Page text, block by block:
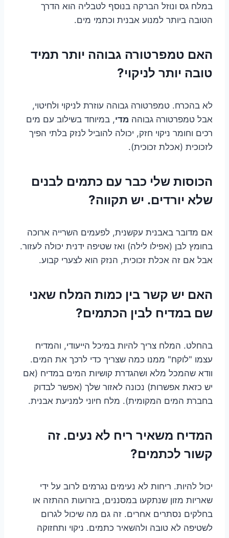
במלח גס ונוזל הברקה בנוסף לטבליה הוא הדרך
הטובה ביותר למנוע אבנית וכתמי מים.
האם טמפרטורה גבוהה יותר תמיד
טובה יותר לניקוי?
לא בהכרח. טמפרטורה גבוהה עוזרת לניקוי ולחיטוי,
אבל טמפרטורה גבוהה מדי, במיוחד בשילוב עם מים
רכים וחומר ניקוי חזק, יכולה להוביל לנזק בלתי הפיך
לזכוכית (אכלת זכוכית).
הכוסות שלי כבר עם כתמים לבנים
שלא יורדים. יש תקווה?
אם מדובר באבנית עקשנית, לפעמים השרייה ארוכה
בחומץ לבן (אפילו לילה) ואז שטיפה ידנית יכולה לעזור.
אבל אם זה אכלת זכוכית, הנזק הוא לצערי קבוע.
האם יש קשר בין כמות המלח שאני
שם במדיח לבין הכתמים?
בהחלט. המלח צריך להיות במיכל הייעודי, והמדיח
עצמו "לוקח" ממנו כמה שצריך כדי לרכך את המים.
וודא שהמכל מלא ושהגדרת קושיות המים במדיח (אם
יש כזאת אפשרות) נכונה לאזור שלך (אפשר לבדוק
בחברת המים המקומית). מלח חיוני למניעת אבנית.
המדיח משאיר ריח לא נעים. זה
קשור לכתמים?
יכול להיות. ריחות לא נעימים נגרמים לרוב על ידי
שאריות מזון שנתקעו במסננים, בזרועות ההתזה או
בחלקים נסתרים אחרים. זה גם מה שיכול לגרום
לשטיפה לא טובה ולהשאיר כתמים. ניקוי ותחזוקה